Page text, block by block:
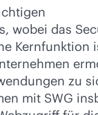
wobei das
Kernfunktion
zu
mit SWG